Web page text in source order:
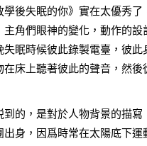
後失眠的你》實在太優秀
角們眼神的變化，動作的
眠時候彼此錄製電臺，彼
床上聽著彼此的聲音，然
的，是對於人物背景的描
身，因爲時常在太陽底下